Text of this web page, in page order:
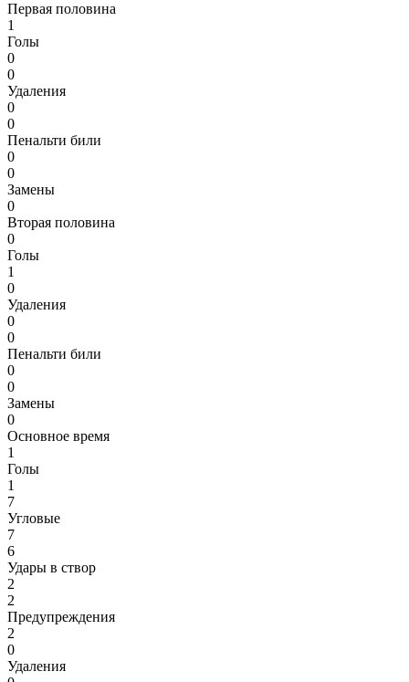
Первая половина
1
Голы
0
0
Удаления
0
0
Пенальти били
0
0
Замены
0
Вторая половина
0
Голы
1
0
Удаления
0
0
Пенальти били
0
0
Замены
0
Основное время
1
Голы
1
7
Угловые
7
6
Удары в створ
2
2
Предупреждения
2
0
Удаления